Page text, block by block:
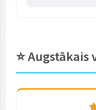
⭐